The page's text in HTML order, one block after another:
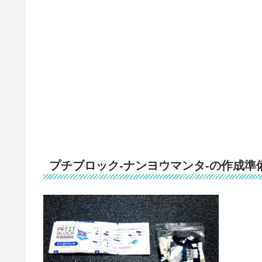
プチブロック-ナンヨウマンタ-の作成準